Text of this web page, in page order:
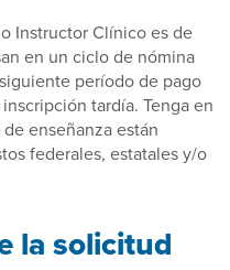
Instructor Clínico es de
en un ciclo de nómina
período de pago
tardía. Tenga en
enseñanza están
federales, estatales y/o
la solicitud